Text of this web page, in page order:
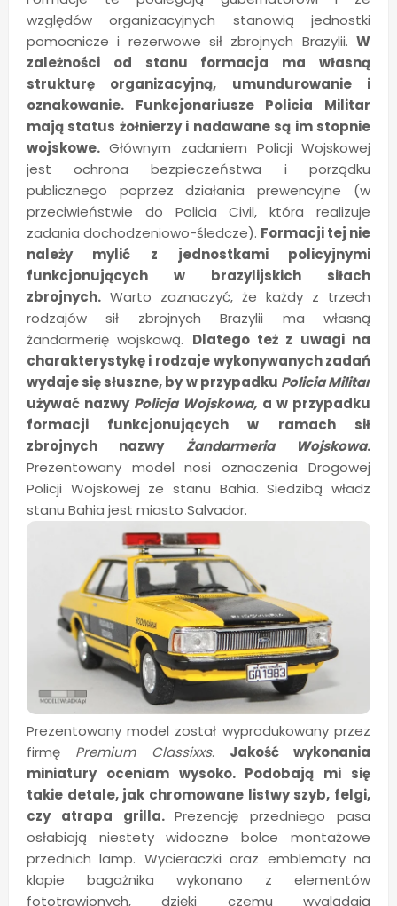
względów organizacyjnych stanowią jednostki
pomocnicze i rezerwowe sił zbrojnych Brazylii.W
zależności od stanu formacja ma własną
strukturę organizacyjną, umundurowanie i
oznakowanie. Funkcjonariusze Policia Militar
mają status żołnierzy i nadawane są im stopnie
wojskowe.Głównym zadaniem Policji Wojskowej
jest ochrona bezpieczeństwa i porządku
publicznego poprzez działania prewencyjne (w
przeciwieństwie do Policia Civil, która realizuje
zadania dochodzeniowo-śledcze). Formacji tej nie
należy mylić z jednostkami policyjnymi
funkcjonujących w brazylijskich siłach
zbrojnych.Warto zaznaczyć, że każdy z trzech
rodzajów sił zbrojnych Brazylii ma własną
żandarmerię wojskową. Dlatego też z uwagi na
charakterystykę i rodzaje wykonywanych zadań
wydaje się słuszne, by w przypadku Policia Militar
używać nazwy Policja Wojskowa, a w przypadku
formacji funkcjonujących w ramach sił
zbrojnych nazwy Żandarmeria Wojskowa.
Prezentowany model nosi oznaczenia Drogowej
Policji Wojskowej ze stanu Bahia. Siedzibą władz
stanu Bahia jest miasto Salvador.
Prezentowany model został wyprodukowany przez
firmę Premium Classixxs. Jakość wykonania
miniatury oceniam wysoko. Podobają mi się
takie detale, jak chromowane listwy szyb, felgi,
czy atrapa grilla.Prezencję przedniego pasa
osłabiają niestety widoczne bolce montażowe
przednich lamp. Wycieraczki oraz emblematy na
klapie bagażnika wykonano z elementów
fototrawionych, dzięki czemu wyglądają